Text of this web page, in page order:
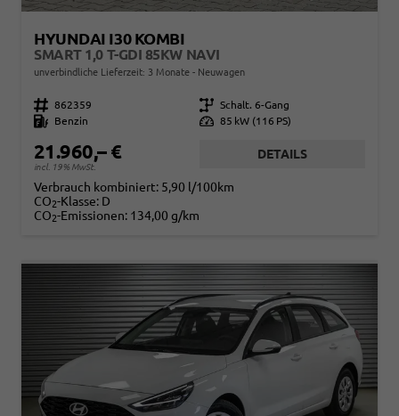
HYUNDAI I30 KOMBI
SMART 1,0 T-GDI 85KW NAVI
unverbindliche Lieferzeit: 3 Monate Neuwagen
Fahrzeugnr. 862359 Getriebe Schalt. 6-Gang
Kraftstoff
Benzin Leistung 85 kW (116 PS)
21.960,– €
incl. 19% MwSt.
DETAILS
Verbrauch kombiniert: 5,90 l/100km
CO2-Klasse: D
CO2-Emissionen: 134,00 g/km